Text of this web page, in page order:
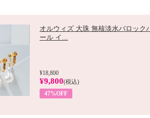
オルウィズ 大珠 無核淡水バロック
ール イ...
¥18,800
¥9,800(税込)
47%OFF